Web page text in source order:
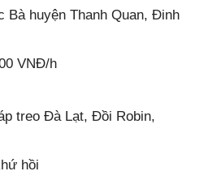
Bà huyện Thanh Quan, Đinh
VNĐ/h
treo Đà Lạt, Đồi Robin,
hồi